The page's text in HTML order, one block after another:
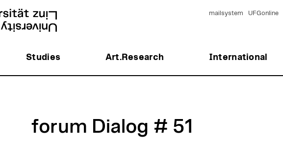
Studies Art.Research International
mailsystem UFGonline
forum Dialog # 51